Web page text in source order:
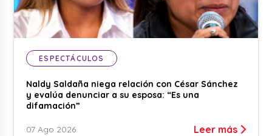
ESPECTÁCULOS
Naldy Saldaña niega relación con César Sánchez
y evalúa denunciar a su esposa: “Es una
difamación”
07 Ago 2026 Leer más